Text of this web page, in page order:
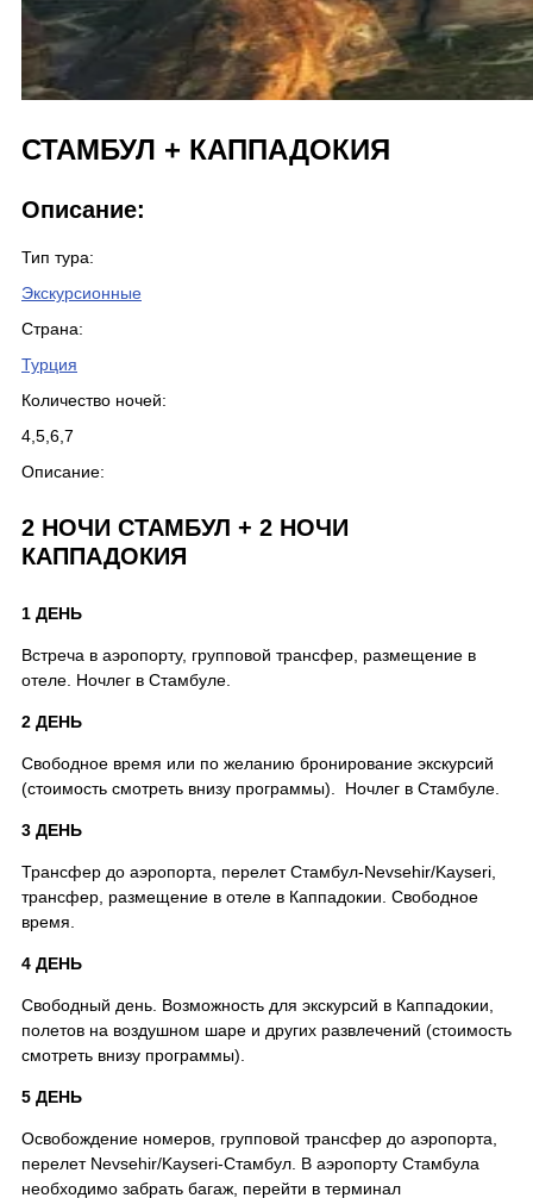
СТАМБУЛ + КАППАДОКИЯ
Описание:
Тип тура:
Экскурсионные
Страна:
Турция
Количество ночей:
4,5,6,7
Описание:
2 НОЧИ СТАМБУЛ + 2 НОЧИ
КАППАДОКИЯ
1 ДЕНЬ
Встреча в аэропорту, групповой трансфер, размещение в
отеле. Ночлег в Стамбуле.
2 ДЕНЬ
Свободное время или по желанию бронирование экскурсий
(стоимость смотреть внизу программы). Ночлег в Стамбуле.
3 ДЕНЬ
Трансфер до аэропорта, перелет Стамбул-Nevsehir/Kayseri,
трансфер, размещение в отеле в Каппадокии. Свободное
время.
4 ДЕНЬ
Свободный день. Возможность для экскурсий в Каппадокии,
полетов на воздушном шаре и других развлечений (стоимость
смотреть внизу программы).
5 ДЕНЬ
Освобождение номеров, групповой трансфер до аэропорта,
перелет Nevsehir/Kayseri-Стамбул. В аэропорту Стамбула
необходимо забрать багаж, перейти в терминал